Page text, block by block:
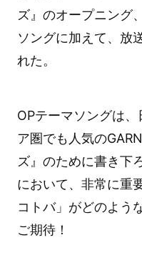
ズ』のオープニング
ソングに加えて、放
れた。
OPテーマソングは
ア圏でも人気の
ズ』のために書き下
において、非常に重
コトバ」がどのよう
ご期待！